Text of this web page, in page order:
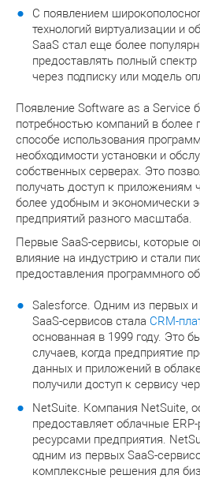
С появлением
технологий виртуализации и
SaaS стал еще более
предоставлять полный
через подписку или модель
Появление Software as a Service
потребностью компаний в более
способе использования
необходимости установки и
собственных серверах. Это
получать доступ к приложениям
более удобным и экономически
предприятий разного масштаба.
Первые SaaS-сервисы, которые
влияние на индустрию и стали
предоставления программного
Salesforce. Одним из первых и
SaaS-сервисов стала CRM-
основанная в 1999 году. Это
случаев, когда предприятие
данных и приложений в
получили доступ к сервису
NetSuite. Компания NetSuite,
предоставляет облачные
ресурсами предприятия.
одним из первых SaaS-
комплексные решения для